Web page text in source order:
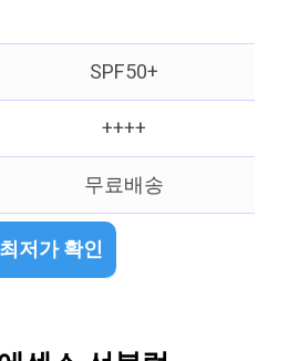
SPF50+
++++
무료배송
최저가 확인